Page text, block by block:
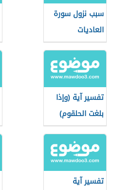
سبب نزول سورة
العاديات
تفسير آية (وإذا
بلغت الحلقوم)
تفسير آية